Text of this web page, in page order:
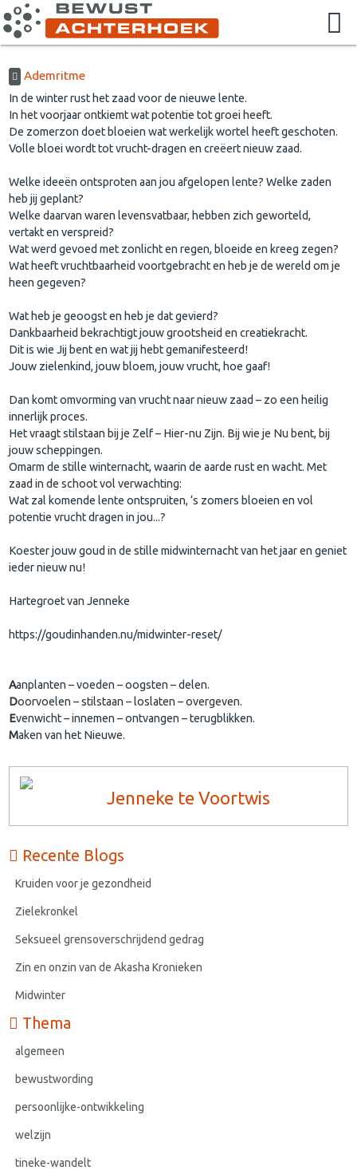
Ademritme
In de winter rust het zaad voor de nieuwe lente.
In het voorjaar ontkiemt wat potentie tot groei heeft.
De zomerzon doet bloeien wat werkelijk wortel heeft geschoten.
Volle bloei wordt tot vrucht-dragen en creëert nieuw zaad.
Welke ideeën ontsproten aan jou afgelopen lente? Welke zaden
heb jij geplant?
Welke daarvan waren levensvatbaar, hebben zich geworteld,
vertakt en verspreid?
Wat werd gevoed met zonlicht en regen, bloeide en kreeg zegen?
Wat heeft vruchtbaarheid voortgebracht en heb je de wereld om je
heen gegeven?
Wat heb je geoogst en heb je dat gevierd?
Dankbaarheid bekrachtigt jouw grootsheid en creatiekracht.
Dit is wie Jij bent en wat jij hebt gemanifesteerd!
Jouw zielenkind, jouw bloem, jouw vrucht, hoe gaaf!
Dan komt omvorming van vrucht naar nieuw zaad – zo een heilig
innerlijk proces.
Het vraagt stilstaan bij je Zelf – Hier-nu Zijn. Bij wie je Nu bent, bij
jouw scheppingen.
Omarm de stille winternacht, waarin de aarde rust en wacht. Met
zaad in de schoot vol verwachting:
Wat zal komende lente ontspruiten, ‘s zomers bloeien en vol
potentie vrucht dragen in jou...?
Koester jouw goud in de stille midwinternacht van het jaar en geniet
ieder nieuw nu!
Hartegroet van Jenneke
https://goudinhanden.nu/midwinter-reset/
Aanplanten – voeden – oogsten – delen.
Doorvoelen – stilstaan – loslaten – overgeven.
Evenwicht – innemen – ontvangen – terugblikken.
Maken van het Nieuwe.
Jenneke te Voortwis
Recente Blogs
Kruiden voor je gezondheid
Zielekronkel
Seksueel grensoverschrijdend gedrag
Zin en onzin van de Akasha Kronieken
Midwinter
Thema
algemeen
bewustwording
persoonlijke-ontwikkeling
welzijn
tineke-wandelt